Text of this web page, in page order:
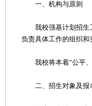
一、机构与原则
我校强基计划招生工
负责具体工作的组织和
我校将本着“公平、
二、招生对象及报